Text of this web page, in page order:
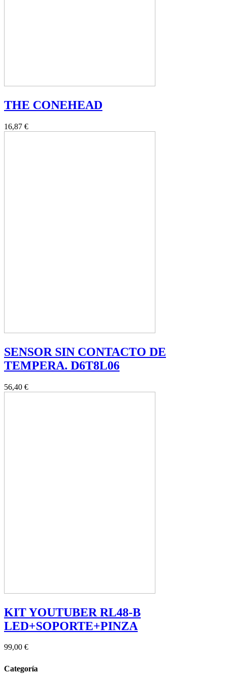
THE CONEHEAD
16,87 €
SENSOR SIN CONTACTO DE
TEMPERA. D6T8L06
56,40 €
KIT YOUTUBER RL48-B
LED+SOPORTE+PINZA
99,00 €
Categoría